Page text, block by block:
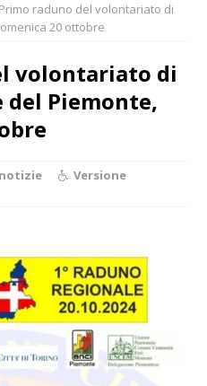
Primo raduno del volontariato di
20 ottobre
volontariato di
Piemonte,
Versione